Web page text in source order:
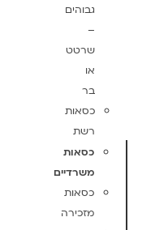
גבוהים
–
שרטט
או
בר
כסאות
רשת
כסאות
משרדיים
כסאות
מזכירה